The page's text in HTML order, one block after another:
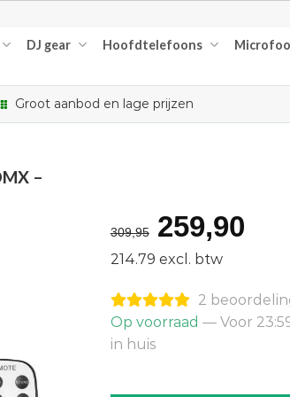
DJ gear Hoofdtelefoons
Groot aanbod en lage prijzen
–
309,95
prijs
was:
€309,95.
259,90
is:
214.79 excl. btw
2
Op voorraad — Voor
in huis